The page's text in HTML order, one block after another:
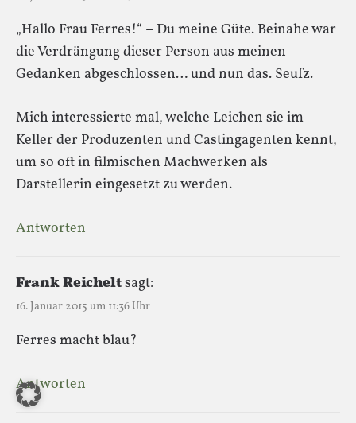
„Hallo Frau Ferres!“ – Du meine Güte. Beinahe war
die Verdrängung dieser Person aus meinen
Gedanken abgeschlossen… und nun das. Seufz.
Mich interessierte mal, welche Leichen sie im
Keller der Produzenten und Castingagenten kennt,
um so oft in filmischen Machwerken als
Darstellerin eingesetzt zu werden.
Antworten
Frank Reicheltsagt:
16. Januar 2015 um 11:36 Uhr
Ferres macht blau?
Antworten